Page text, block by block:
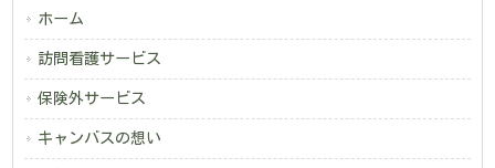
ホーム
訪問看護サービス
保険外サービス
キャンバスの想い